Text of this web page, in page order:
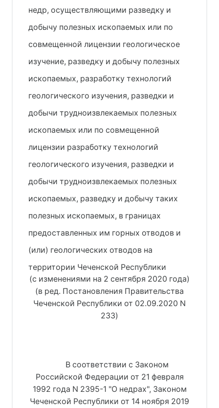
недр, осуществляющими разведку и
добычу полезных ископаемых или по
совмещенной лицензии геологическое
изучение, разведку и добычу полезных
ископаемых, разработку технологий
геологического изучения, разведки и
добычи трудноизвлекаемых полезных
ископаемых или по совмещенной
лицензии разработку технологий
геологического изучения, разведки и
добычи трудноизвлекаемых полезных
ископаемых, разведку и добычу таких
полезных ископаемых, в границах
предоставленных им горных отводов и
(или) геологических отводов на
территории Чеченской Республики
(с изменениями на 2 сентября 2020 года)
(в ред. Постановления Правительства
Чеченской Республики от 02.09.2020 N
233)
В соответствии с Законом
Российской Федерации от 21 февраля
1992 года N 2395-1 "О недрах", Законом
Чеченской Республики от 14 ноября 2019